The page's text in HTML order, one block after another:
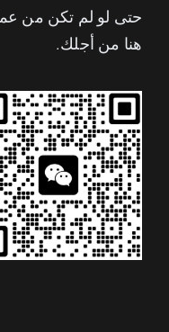
حتى لو لم تكن من
هنا من أجلك.